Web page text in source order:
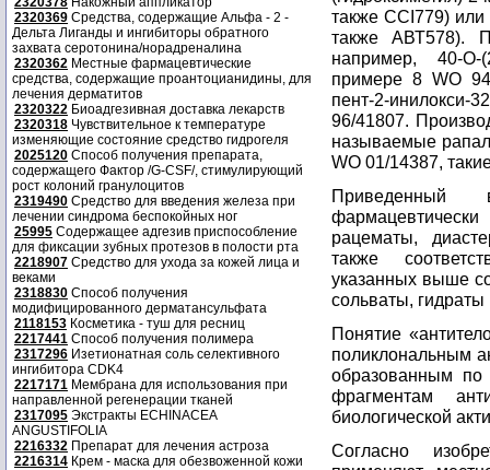
2320369 Средства, содержащие Альфа - 2 -
Дельта Лиганды и ингибиторы обратного
захвата серотонина/норадреналина
2320362 Местные фармацевтические
средства, содержащие проантоцианидины, для
лечения дерматитов
2320322 Биоадгезивная доставка лекарств
2320318 Чувствительное к температуре
изменяющие состояние средство гидрогеля
2025120 Способ получения препарата,
содержащего Фактор /G-CSF/, стимулирующий
рост колоний гранулоцитов
2319490 Средство для введения железа при
лечении синдрома беспокойных ног
25995 Содержащее адгезив приспособление
для фиксации зубных протезов в полости рта
2218907 Средство для ухода за кожей лица и
веками
2318830 Способ получения
модифицированного дерматансульфата
2118153 Косметика - туш для ресниц
2217441 Способ получения полимера
2317296 Изетионатная соль селективного
ингибитора CDK4
2217171 Мембрана для использования при
направленной регенерации тканей
2317095 Экстракты ECHINACEA
ANGUSTIFOLIA
2216332 Препарат для лечения астроза
2216314 Крем - маска для обезвоженной кожи
также CCI779)
также АВТ578).
например, 40-O-
примере 8 WO
пент-2-
96/41807.
называемые
WO 01/14387,
Приведенный
рацематы,
также
указанных выше
сольваты,
Понятие
поликлональным
образованным
фрагментам
биологической
Согласно